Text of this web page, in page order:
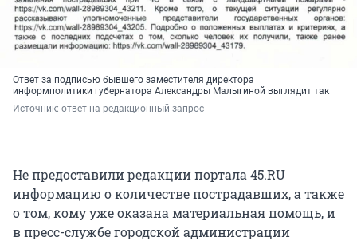
Ответ за подписью бывшего заместителя директора
информполитики губернатора Александры Малыгиной выглядит так
Источник: ответ на редакционный запрос
Не предоставили редакции портала 45.RU
информацию о количестве пострадавших, а также
о том, кому уже оказана материальная помощь, и
в пресс-службе городской администрации